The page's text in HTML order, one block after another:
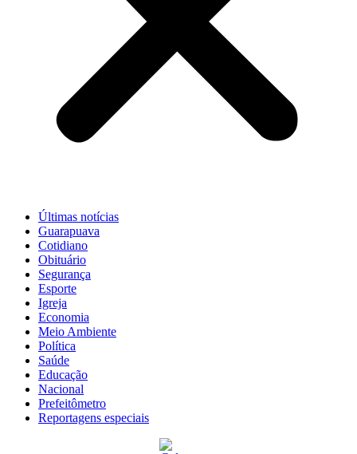
Últimas notícias
Guarapuava
Cotidiano
Obituário
Segurança
Esporte
Igreja
Economia
Meio Ambiente
Política
Saúde
Educação
Nacional
Prefeitômetro
Reportagens especiais